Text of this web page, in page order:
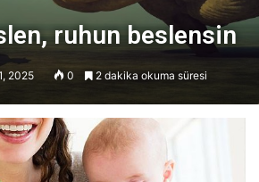
ruhun beslensin
2025 0 2 dakika okuma süresi